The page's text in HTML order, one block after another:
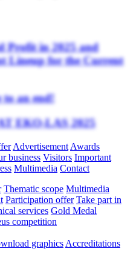
Profit in 2025 and
Lineup for the Current
to an end!
EKO-LAS 2025
Advertisement Awards
business Visitors Important
Multimedia Contact
Thematic scope Multimedia
Participation offer Take part in
services Gold Medal
competition
graphics Accreditations